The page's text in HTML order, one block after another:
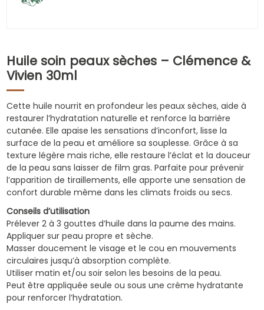
Huile soin peaux sèches – Clémence &
Vivien 30ml
Cette huile nourrit en profondeur les peaux sèches, aide à
restaurer l’hydratation naturelle et renforce la barrière
cutanée. Elle apaise les sensations d’inconfort, lisse la
surface de la peau et améliore sa souplesse. Grâce à sa
texture légère mais riche, elle restaure l’éclat et la douceur
de la peau sans laisser de film gras. Parfaite pour prévenir
l’apparition de tiraillements, elle apporte une sensation de
confort durable même dans les climats froids ou secs.
Conseils d’utilisation
Prélever 2 à 3 gouttes d’huile dans la paume des mains.
Appliquer sur peau propre et sèche.
Masser doucement le visage et le cou en mouvements
circulaires jusqu’à absorption complète.
Utiliser matin et/ou soir selon les besoins de la peau.
Peut être appliquée seule ou sous une crème hydratante
pour renforcer l’hydratation.